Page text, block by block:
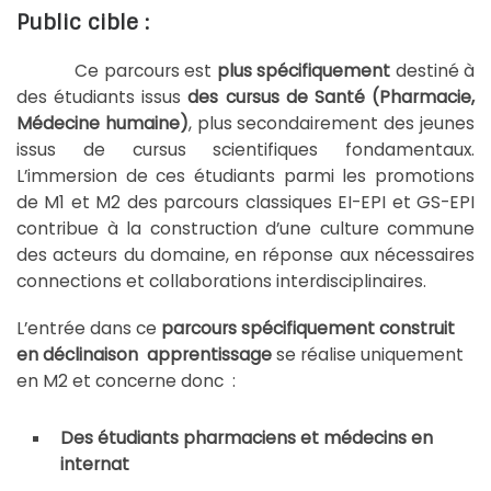
Public cible :
Ce parcours est plus spécifiquement destiné à
des étudiants issusdes cursus de Santé (Pharmacie,
Médecine humaine), plus secondairement des jeunes
issus de cursus scientifiques fondamentaux.
L’immersion de ces étudiants parmi les promotions
de M1 et M2 des parcours classiques EI-EPI et GS-EPI
contribue à la construction d’une culture commune
des acteurs du domaine, en réponse aux nécessaires
connections et collaborations interdisciplinaires.
L’entrée dans ce parcours spécifiquement construit
en déclinaison apprentissagese réalise uniquement
en M2 et concerne donc :
Des étudiants pharmaciens et médecins en
internat